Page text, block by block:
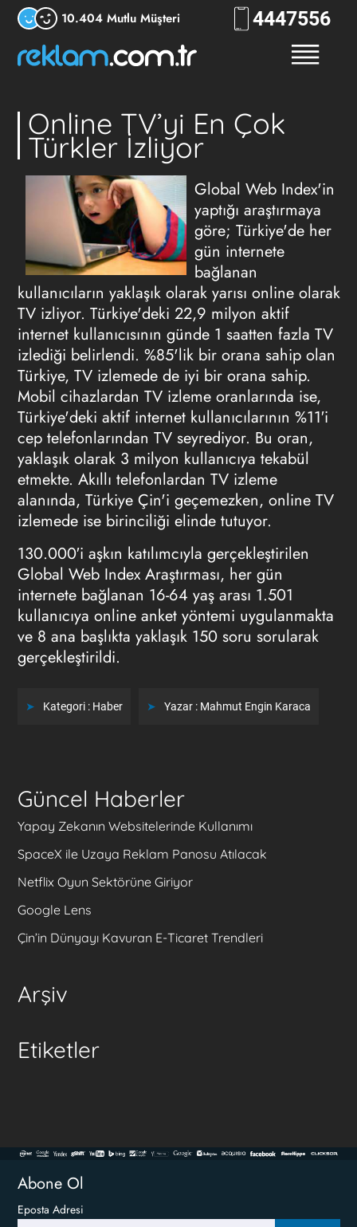
10.404 Mutlu Müşteri 4447556
Online TV’yi En Çok
Türkler İzliyor
Global Web Index'in
yaptığı araştırmaya
göre; Türkiye'de her
gün internete
bağlanan
kullanıcıların yaklaşık olarak yarısı online olarak
TV izliyor. Türkiye'deki 22,9 milyon aktif
internet kullanıcısının günde 1 saatten fazla TV
izlediği belirlendi. %85'lik bir orana sahip olan
Türkiye, TV izlemede de iyi bir orana sahip.
Mobil cihazlardan TV izleme oranlarında ise,
Türkiye'deki aktif internet kullanıcılarının %11′i
cep telefonlarından TV seyrediyor. Bu oran,
yaklaşık olarak 3 milyon kullanıcıya tekabül
etmekte. Akıllı telefonlardan TV izleme
alanında, Türkiye Çin'i geçemezken, online TV
izlemede ise birinciliği elinde tutuyor.
130.000′i aşkın katılımcıyla gerçekleştirilen
Global Web Index Araştırması, her gün
internete bağlanan 16-64 yaş arası 1.501
kullanıcıya online anket yöntemi uygulanmakta
ve 8 ana başlıkta yaklaşık 150 soru sorularak
gerçekleştirildi.
Kategori : Haber Yazar : Mahmut Engin Karaca
Güncel Haberler
Yapay Zekanın Websitelerinde Kullanımı
SpaceX ile Uzaya Reklam Panosu Atılacak
Netflix Oyun Sektörüne Giriyor
Google Lens
Çin’in Dünyayı Kavuran E-Ticaret Trendleri
Arşiv
Etiketler
Abone Ol
Eposta Adresi